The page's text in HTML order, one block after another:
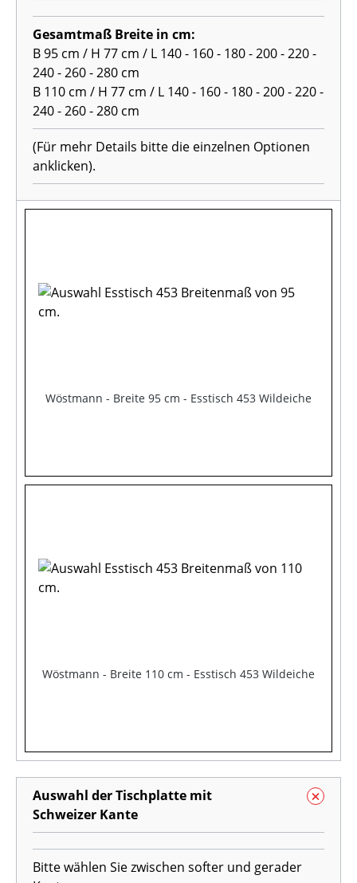
Gesamtmaß Breite in cm:
B 95 cm / H 77 cm / L 140 - 160 - 180 - 200 - 220 -
240 - 260 - 280 cm
B 110 cm / H 77 cm / L 140 - 160 - 180 - 200 - 220 -
240 - 260 - 280 cm
(Für mehr Details bitte die einzelnen Optionen
anklicken).
Wöstmann - Breite 95 cm - Esstisch 453 Wildeiche
Wöstmann - Breite 110 cm - Esstisch 453 Wildeiche
Auswahl der Tischplatte mit
Schweizer Kante
Bitte wählen Sie zwischen softer und gerader